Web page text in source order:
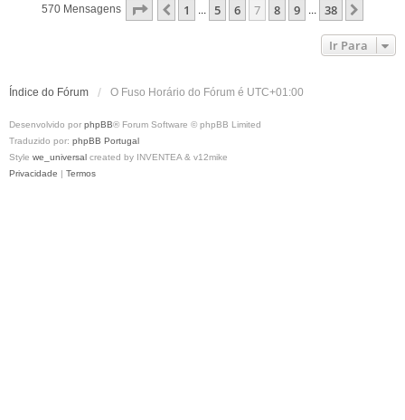
570 Mensagens Página De38
Anterior
1 ... 5 6 7 8 9 ... 38
Ir Para
Índice do Fórum O Fuso Horário do Fórum é UTC+01:00
Desenvolvido por phpBB® Forum Software © phpBB Limited
Traduzido por: phpBB Portugal
Style we_universal created by INVENTEA & v12mike
Privacidade | Termos